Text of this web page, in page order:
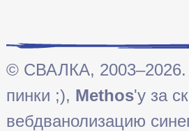
© СВАЛКА, 2003–2026.
пинки ;), Methos'у за
вебдванолизацию